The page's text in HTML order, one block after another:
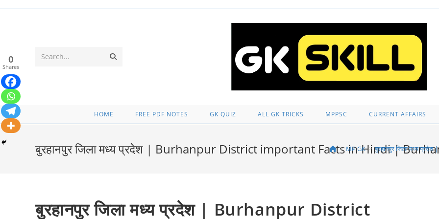
Skip
Search...
HOME FREE PDF NOTES GK QUIZ ALL GK TRICKS MPPSC CURRENT AFFAIRS
बुरहानपुर जिला मध्य प्रदेश | Burhanpur District important Facts in Hindi |
> MP GK > बुरहानपुर जिला मध्य
बुरहानपुर जिला मध्य प्रदेश | Burhanpur District
0
Shares